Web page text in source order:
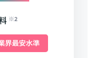
※2
界最安水準